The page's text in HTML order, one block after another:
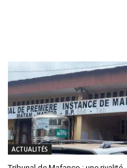
ACTUALITÉS